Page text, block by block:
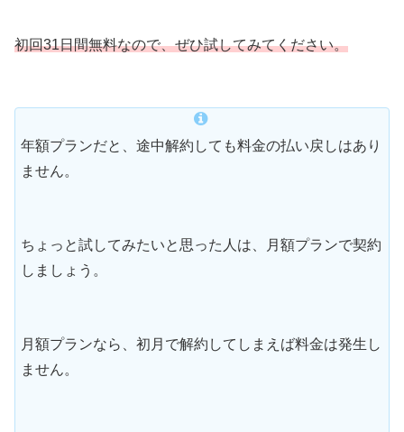
初回31日間無料なので、ぜひ試してみてください。
年額プランだと、途中解約しても料金の払い戻しはあり
ません。
ちょっと試してみたいと思った人は、月額プランで契約
しましょう。
月額プランなら、初月で解約してしまえば料金は発生し
ません。